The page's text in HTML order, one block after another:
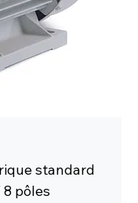
standard
pôles